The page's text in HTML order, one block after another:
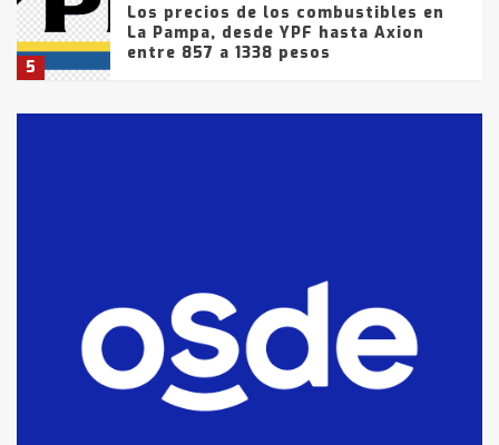
5
Los precios de los combustibles en
La Pampa, desde YPF hasta Axion
entre 857 a 1338 pesos
fueron detenidos por
comercialización de drogas en la
tarde del sábado
T.Lauquen: se vendió el edificio de
lo que fue la planta Industrial del